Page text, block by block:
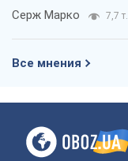
Серж Марко 7,7 т.
Все мнения